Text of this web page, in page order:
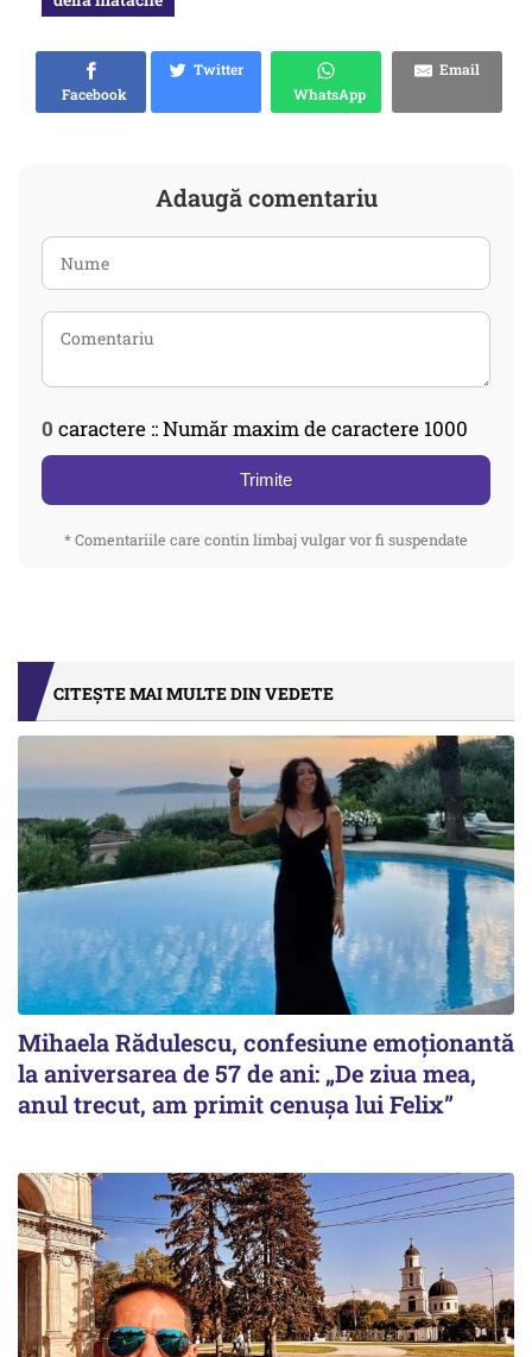
Facebook
Twitter
WhatsApp
Email
Adaugă comentariu
0 caractere :: Număr maxim de caractere 1000
Trimite
* Comentariile care contin limbaj vulgar vor fi suspendate
CITEȘTE MAI MULTE DIN VEDETE
Mihaela Rădulescu, confesiune emoționantă
la aniversarea de 57 de ani: „De ziua mea,
anul trecut, am primit cenușa lui Felix”